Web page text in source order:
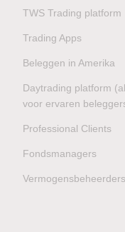
TWS Trading platform
Trading Apps
Beleggen in Amerika
Daytrading platform
voor ervaren
Professional Clients
Fondsmanagers
Vermogensbeheerders